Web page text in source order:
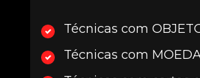
Técnicas com
Técnicas com